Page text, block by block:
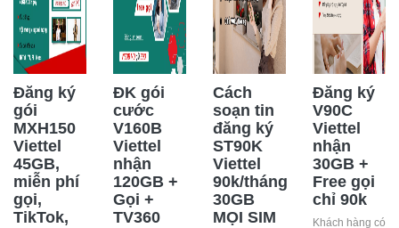
Đăng ký
gói
MXH150
Viettel
45GB,
miễn phí
gọi,
TikTok,
ĐK gói
cước
V160B
Viettel
nhận
120GB +
Gọi +
TV360
Cách
soạn tin
đăng ký
ST90K
Viettel
90k/tháng
30GB
MỌI SIM
Đăng ký
V90C
Viettel
nhận
30GB +
Free gọi
chỉ 90k
Khách hàng có